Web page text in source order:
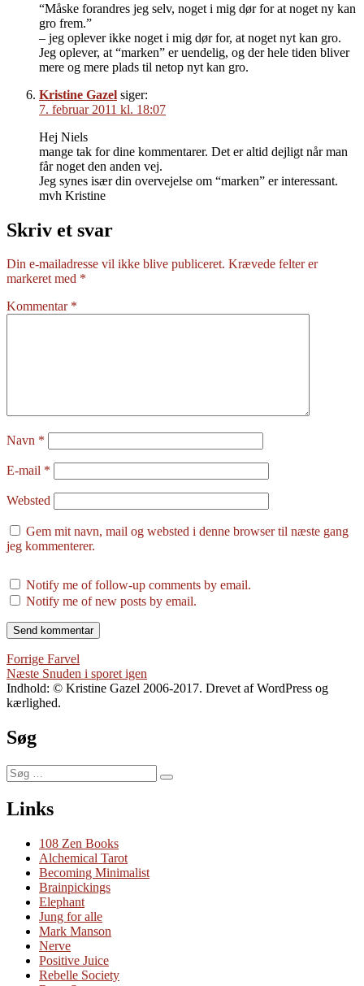
“Måske forandres jeg selv, noget i mig dør for at noget ny kan
gro frem.”
– jeg oplever ikke noget i mig dør for, at noget nyt kan gro.
Jeg oplever, at “marken” er uendelig, og der hele tiden bliver
mere og mere plads til netop nyt kan gro.
Kristine Gazel siger:
7. februar 2011 kl. 18:07
Hej Niels
mange tak for dine kommentarer. Det er altid dejligt når man
får noget den anden vej.
Jeg synes især din overvejelse om “marken” er interessant.
mvh Kristine
Skriv et svar
Din e-mailadresse vil ikke blive publiceret. Krævede felter er
markeret med *
Kommentar *
Navn *
E-mail *
Websted
Gem mit navn, mail og websted i denne browser til næste gang
jeg kommenterer.
Notify me of follow-up comments by email.
Notify me of new posts by email.
Indlægsnavigation
Forrige Forrige
indlæg:
Farvel
Næste Næste
indlæg:
Snuden i sporet igen
Indhold: © Kristine Gazel 2006-2017. Drevet af WordPress og
kærlighed.
Søg
Søg
efter:
Søg
Links
108 Zen Books
Alchemical Tarot
Becoming Minimalist
Brainpickings
Elephant
Jung for alle
Mark Manson
Nerve
Positive Juice
Rebelle Society